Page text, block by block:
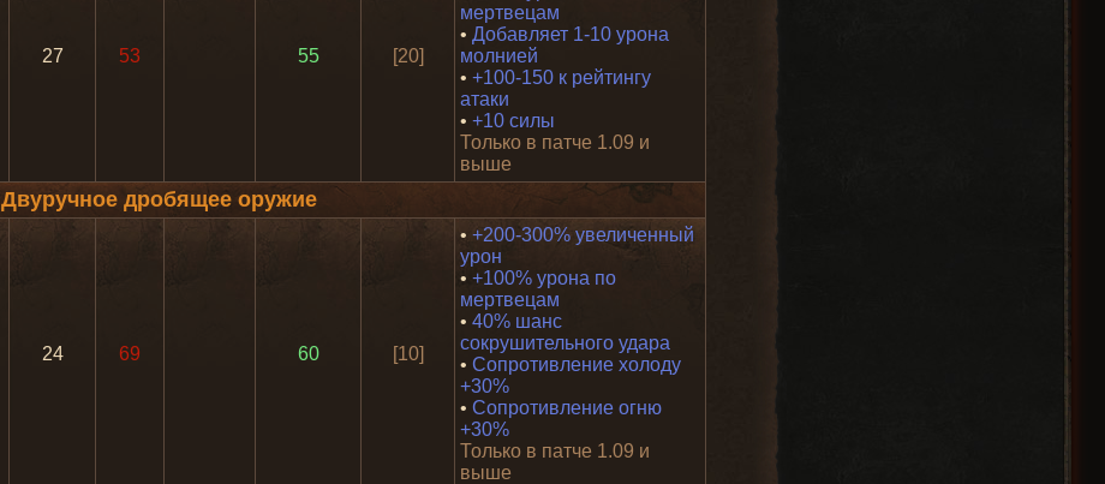
27 53 55 [20]
мертвецам
• Добавляет 1-10 урона
молнией
• +100-150 к рейтингу
атаки
• +10 силы
Только в патче 1.09 и
выше
Двуручное дробящее оружие
24 69 60 [10]
• +200-300% увеличенный
урон
• +100% урона по
мертвецам
• 40% шанс
сокрушительного удара
• Сопротивление холоду
+30%
• Сопротивление огню
+30%
Только в патче 1.09 и
выше